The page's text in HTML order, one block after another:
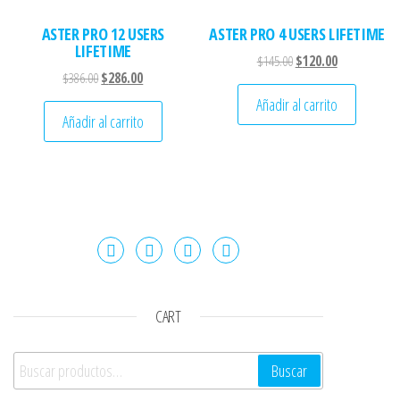
ASTER PRO 12 USERS
LIFETIME
$386.00El precio original era: $386.00.
$286.00El precio actual es: $286.00.
Añadir al carrito
ASTER PRO 4 USERS LIFETIME
$145.00 El precio original era:
$120.00El precio
Añadir al carrito
CART
Buscar por: Buscar